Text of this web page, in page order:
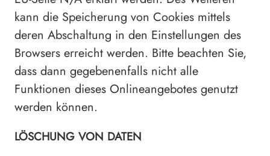
kann die Speicherung von Cookies mittels
deren Abschaltung in den Einstellungen des
Browsers erreicht werden. Bitte beachten Sie,
dass dann gegebenenfalls nicht alle
Funktionen dieses Onlineangebotes genutzt
werden können.
LÖSCHUNG VON DATEN